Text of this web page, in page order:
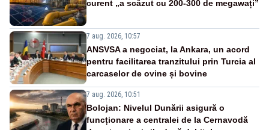
curent „a scăzut cu 200-300 de megawați”
7 aug. 2026, 10:57
ANSVSA a negociat, la Ankara, un acord
pentru facilitarea tranzitului prin Turcia al
carcaselor de ovine și bovine
7 aug. 2026, 10:51
Bolojan: Nivelul Dunării asigură o
funcționare a centralei de la Cernavodă